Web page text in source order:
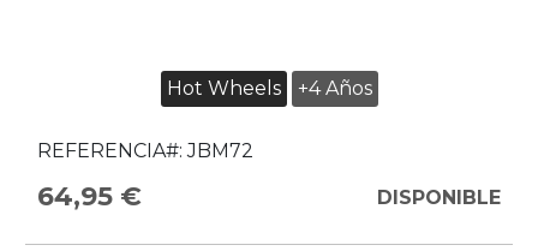
Hot Wheels +4 Años
REFERENCIA#: JBM72
64,95 € DISPONIBLE